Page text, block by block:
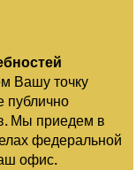
Вашу точку
Мы приедем в
федеральной
офис.